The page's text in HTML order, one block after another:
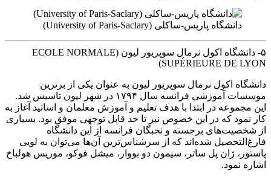
دانشگاه پاریس-ساکلی (University of Paris-Saclary)
۵- دانشگاه اکول نرمال سوپریور لیون (ECOLE NORMALE
SUPÉRIEURE DE LYON)
دانشگاه اکول نرمال سوپریور لیون به عنوان یکی از برترین
موسسات آموزشی فرانسه سال ۱۷۹۴ در شهر لیون تاسیس شد.
این مجموعه در ابتدا با هدف تعلیم و آموزش معلمان و اساتید آغاز به
کار نمود که در این خصوص نیز تا حد قابل توجهی موفق بود. بسیاری
از شخصیت‌های برجسته و نخبگان فرانسه از این دانشگاه
فارغ‌التحصیل شده‌اند که از سرشناس‌ترین آن‌ها می‌توان به لویی
پاستور، ژان پل ساتر، سیمون دو بووار، میشل فوکو، موریس هولباخ
اشاره نمود.